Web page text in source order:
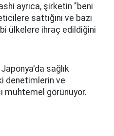
ayrıca, şirketin "beni
sattığını ve bazı
ülkelere ihraç edildiğini
sağlık
denetimlerin ve
muhtemel görünüyor.